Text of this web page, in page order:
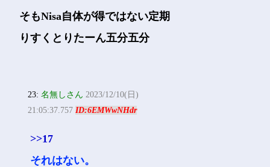
そもNisa自体が得ではない定期
りすくとりたーん五分五分
23:名無しさん 2023/12/10(日)
21:05:37.757ID:6EMWwNHdr
>>17
それはない。